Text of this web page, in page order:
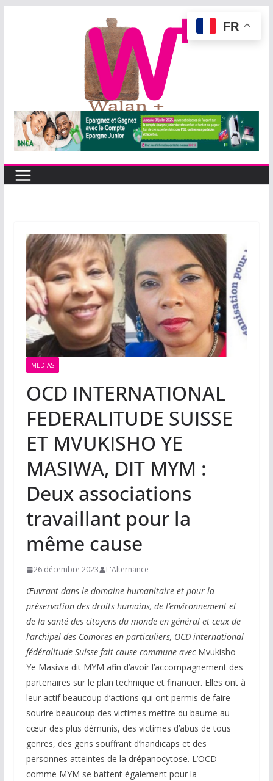
MEDIAS
OCD INTERNATIONAL
FEDERALITUDE SUISSE
ET MVUKISHO YE
MASIWA, DIT MYM :
Deux associations
travaillant pour la
même cause
26 décembre 2023 L'Alternance
Œuvrant dans le domaine humanitaire et pour la
préservation des droits humains, de l’environnement et
de la santé des citoyens du monde en général et ceux de
l’archipel des Comores en particuliers, OCD international
fédéralitude Suisse fait cause commune avec Mvukisho
Ye Masiwa dit MYM afin d’avoir l’accompagnement des
partenaires sur le plan technique et financier. Elles ont à
leur actif beaucoup d’actions qui ont permis de faire
sourire beaucoup des victimes mettre du baume au
cœur des plus démunis, des victimes d’abus de tous
genres, des gens souffrant d’handicaps et des
personnes atteintes de la drépanocytose. L’OCD
comme MYM se battent également pour la
FR